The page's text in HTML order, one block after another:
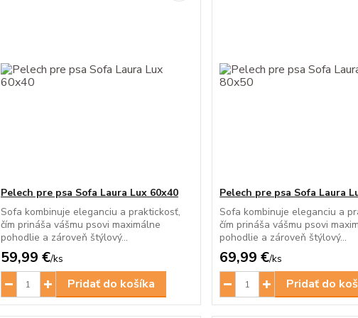
Pelech pre psa Sofa Laura Lux 60x40
Sofa kombinuje eleganciu a praktickosť,
čím prináša vášmu psovi maximálne
pohodlie a zároveň štýlový...
59,99 €/ks
Pridať do košíka
Pelech pre psa Sofa Laura
Sofa kombinuje eleganciu a
čím prináša vášmu psovi
pohodlie a zároveň štýlový...
69,99 €/ks
Pridať do